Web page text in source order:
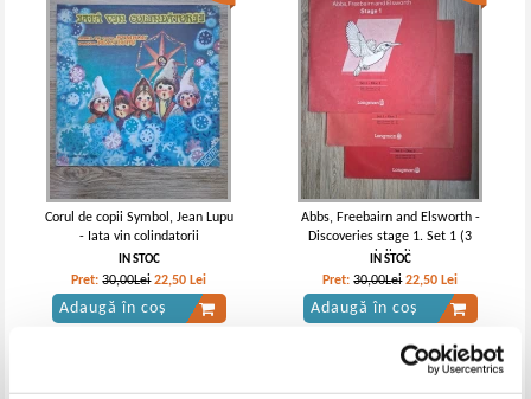
Corul de copii Symbol, Jean Lupu
- Iata vin colindatorii
IN STOC
Pret:30,00Lei 22,50 Lei
Adaugă în coș
Abbs, Freebairn and Elsworth -
Discoveries stage 1. Set 1 (3
viniluri)
IN STOC
Pret:30,00Lei 22,50 Lei
Adaugă în coș
-30%